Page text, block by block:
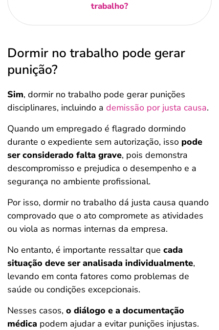
trabalho?
Dormir no trabalho pode gerar
punição?
Sim, dormir no trabalho pode gerar punições
disciplinares, incluindo a demissão por justa causa.
Quando um empregado é flagrado dormindo
durante o expediente sem autorização, isso pode
ser considerado falta grave, pois demonstra
descompromisso e prejudica o desempenho e a
segurança no ambiente profissional.
Por isso, dormir no trabalho dá justa causa quando
comprovado que o ato compromete as atividades
ou viola as normas internas da empresa.
No entanto, é importante ressaltar que cada
situação deve ser analisada individualmente,
levando em conta fatores como problemas de
saúde ou condições excepcionais.
Nesses casos, o diálogo e a documentação
médica podem ajudar a evitar punições injustas.